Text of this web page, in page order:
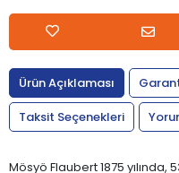
Ürün Açıklaması
Taksit Seçenekleri
Mösyö Flaubert 1875 yılında,